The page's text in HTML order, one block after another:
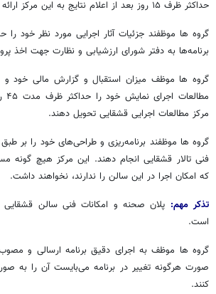
حداکثر ظرف ۱۵ روز بعد از اعلام نتایج به این مرکز ارائه کنند.
برنامه‌ها به دفتر شورای ارزشیابی و نظارت جهت اخذ
گروه ها موظف میزان استقبال و گزارش مالی خود
مرکز مطالعات اجرایی قشقایی تحویل دهند.
گروه ها موظفند برنامه‌ریزی و طراحی‌های خود را بر
فنی تالار قشقایی انجام دهند. این مرکز هیچ گونه
که امکان اجرا در این سالن را ندارند، نخواهند داشت.
تذکر مهم: پلان صحنه و امکانات فنی سالن
است.
گروه ها موظف به اجرای دقیق برنامه‌ ارسالی و
صورت هرگونه تغییر در برنامه می‌بایست آن را به
کنند.